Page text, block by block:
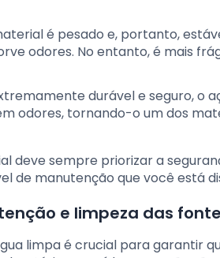
é pesado e, portanto,
odores. No entanto, é mais
durável e seguro, o
odores, tornando-o um dos
deve sempre priorizar a
de manutenção que você está
e limpeza das
limpa é crucial para garantir